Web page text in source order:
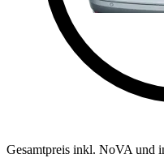
Gesamtpreis inkl. NoVA und